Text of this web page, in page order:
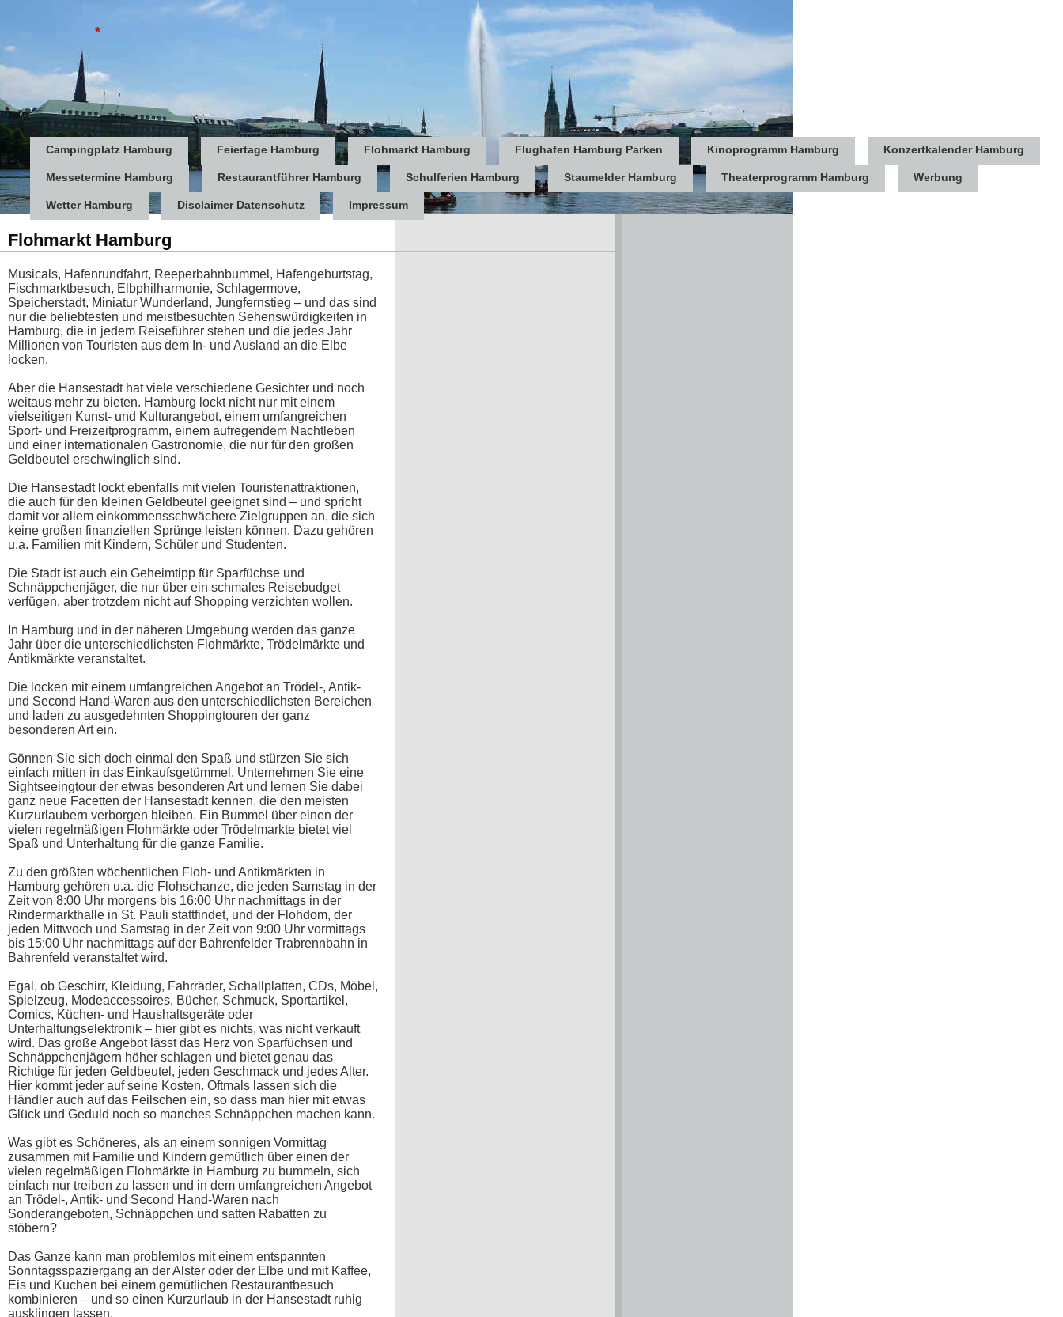
*
Campingplatz Hamburg Feiertage Hamburg Flohmarkt Hamburg Flughafen Hamburg Parken Kinoprogramm Hamburg Konzertkalender Hamburg
Messetermine Hamburg Restaurantführer Hamburg Schulferien Hamburg Staumelder Hamburg Theaterprogramm Hamburg Werbung
Wetter Hamburg Disclaimer Datenschutz Impressum
Flohmarkt Hamburg
Musicals, Hafenrundfahrt, Reeperbahnbummel, Hafengeburtstag,
Fischmarktbesuch, Elbphilharmonie, Schlagermove,
Speicherstadt, Miniatur Wunderland, Jungfernstieg – und das sind
nur die beliebtesten und meistbesuchten Sehenswürdigkeiten in
Hamburg, die in jedem Reiseführer stehen und die jedes Jahr
Millionen von Touristen aus dem In- und Ausland an die Elbe
locken.
Aber die Hansestadt hat viele verschiedene Gesichter und noch
weitaus mehr zu bieten. Hamburg lockt nicht nur mit einem
vielseitigen Kunst- und Kulturangebot, einem umfangreichen
Sport- und Freizeitprogramm, einem aufregendem Nachtleben
und einer internationalen Gastronomie, die nur für den großen
Geldbeutel erschwinglich sind.
Die Hansestadt lockt ebenfalls mit vielen Touristenattraktionen,
die auch für den kleinen Geldbeutel geeignet sind – und spricht
damit vor allem einkommensschwächere Zielgruppen an, die sich
keine großen finanziellen Sprünge leisten können. Dazu gehören
u.a. Familien mit Kindern, Schüler und Studenten.
Die Stadt ist auch ein Geheimtipp für Sparfüchse und
Schnäppchenjäger, die nur über ein schmales Reisebudget
verfügen, aber trotzdem nicht auf Shopping verzichten wollen.
In Hamburg und in der näheren Umgebung werden das ganze
Jahr über die unterschiedlichsten Flohmärkte, Trödelmärkte und
Antikmärkte veranstaltet.
Die locken mit einem umfangreichen Angebot an Trödel-, Antik-
und Second Hand-Waren aus den unterschiedlichsten Bereichen
und laden zu ausgedehnten Shoppingtouren der ganz
besonderen Art ein.
Gönnen Sie sich doch einmal den Spaß und stürzen Sie sich
einfach mitten in das Einkaufsgetümmel. Unternehmen Sie eine
Sightseeingtour der etwas besonderen Art und lernen Sie dabei
ganz neue Facetten der Hansestadt kennen, die den meisten
Kurzurlaubern verborgen bleiben. Ein Bummel über einen der
vielen regelmäßigen Flohmärkte oder Trödelmarkte bietet viel
Spaß und Unterhaltung für die ganze Familie.
Zu den größten wöchentlichen Floh- und Antikmärkten in
Hamburg gehören u.a. die Flohschanze, die jeden Samstag in der
Zeit von 8:00 Uhr morgens bis 16:00 Uhr nachmittags in der
Rindermarkthalle in St. Pauli stattfindet, und der Flohdom, der
jeden Mittwoch und Samstag in der Zeit von 9:00 Uhr vormittags
bis 15:00 Uhr nachmittags auf der Bahrenfelder Trabrennbahn in
Bahrenfeld veranstaltet wird.
Egal, ob Geschirr, Kleidung, Fahrräder, Schallplatten, CDs, Möbel,
Spielzeug, Modeaccessoires, Bücher, Schmuck, Sportartikel,
Comics, Küchen- und Haushaltsgeräte oder
Unterhaltungselektronik – hier gibt es nichts, was nicht verkauft
wird. Das große Angebot lässt das Herz von Sparfüchsen und
Schnäppchenjägern höher schlagen und bietet genau das
Richtige für jeden Geldbeutel, jeden Geschmack und jedes Alter.
Hier kommt jeder auf seine Kosten. Oftmals lassen sich die
Händler auch auf das Feilschen ein, so dass man hier mit etwas
Glück und Geduld noch so manches Schnäppchen machen kann.
Was gibt es Schöneres, als an einem sonnigen Vormittag
zusammen mit Familie und Kindern gemütlich über einen der
vielen regelmäßigen Flohmärkte in Hamburg zu bummeln, sich
einfach nur treiben zu lassen und in dem umfangreichen Angebot
an Trödel-, Antik- und Second Hand-Waren nach
Sonderangeboten, Schnäppchen und satten Rabatten zu
stöbern?
Das Ganze kann man problemlos mit einem entspannten
Sonntagsspaziergang an der Alster oder der Elbe und mit Kaffee,
Eis und Kuchen bei einem gemütlichen Restaurantbesuch
kombinieren – und so einen Kurzurlaub in der Hansestadt ruhig
ausklingen lassen.